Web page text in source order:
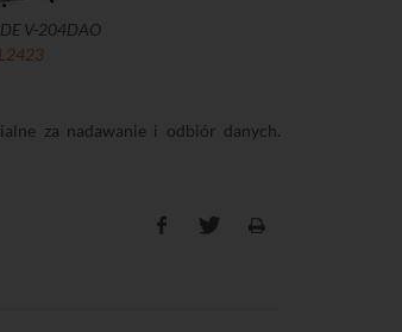
V-204DAO
L2423
za nadawanie i odbiór danych.